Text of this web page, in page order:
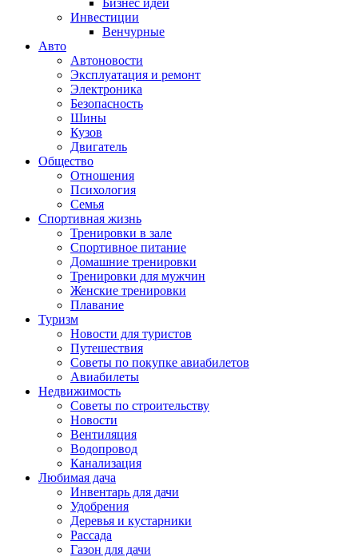
Бизнес идеи
Инвестиции
Венчурные
Авто
Автоновости
Эксплуатация и ремонт
Электроника
Безопасность
Шины
Кузов
Двигатель
Общество
Отношения
Психология
Семья
Спортивная жизнь
Тренировки в зале
Спортивное питание
Домашние тренировки
Тренировки для мужчин
Женские тренировки
Плавание
Туризм
Новости для туристов
Путешествия
Советы по покупке авиабилетов
Авиабилеты
Недвижимость
Советы по строительству
Новости
Вентиляция
Водопровод
Канализация
Любимая дача
Инвентарь для дачи
Удобрения
Деревья и кустарники
Рассада
Газон для дачи